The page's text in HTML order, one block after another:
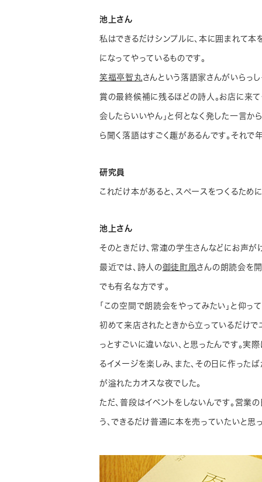
池上さん
私はできるだけシンプルに、本に囲まれて
になってやっているものです。
笑福亭智丸さんという落語家さんがいらっ
賞の最終候補に残るほどの詩人。お店に来て
会したらいいやん」と何となく発した一言か
ら聞く落語はすごく趣があるんです。それで
研究員
これだけ本があると、スペースをつくるため
池上さん
そのときだけ、常連の学生さんなどにお声が
最近では、詩人の御徒町凧さんの朗読会を
でも有名な方です。
「この空間で朗読会をやってみたい」と仰っ
初めて来店されたときから立っているだけ
っとすごいに違いない、と思ったんです。実
るイメージを楽しみ、また、その日に作っ
が溢れたカオスな夜でした。
ただ、普段はイベントをしないんです。営業
う、できるだけ普通に本を売っていたいと思